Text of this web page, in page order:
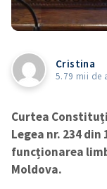
Cristina
5.79 mii de
Curtea
Legea nr. 234
funcționarea
Moldova.